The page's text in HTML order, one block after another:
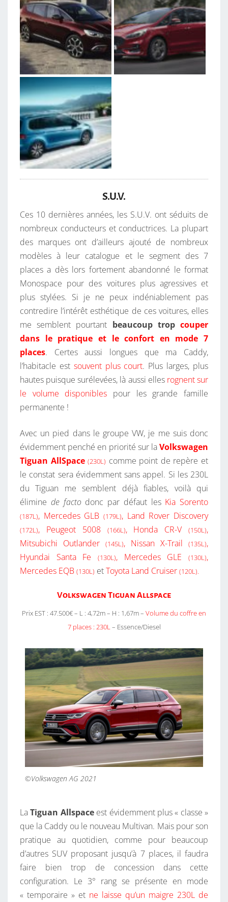
S.U.V.
Ces 10 dernières années, les S.U.V. ont séduits de
nombreux conducteurs et conductrices. La plupart
des marques ont d’ailleurs ajouté de nombreux
modèles à leur catalogue et le segment des 7
places a dès lors fortement abandonné le format
Monospace pour des voitures plus agressives et
plus stylées. Si je ne peux indéniablement pas
contredire l’intérêt esthétique de ces voitures, elles
me semblent pourtant beaucoup tropcouper
dans le pratique et le confort en mode 7
places. Certes aussi longues que ma Caddy,
l’habitacle est souvent plus court. Plus larges, plus
hautes puisque surélevées, là aussi elles rognent sur
le volume disponibles pour les grande famille
permanente !
Avec un pied dans le groupe VW, je me suis donc
évidemment penché en priorité sur laVolkswagen
Tiguan AllSpace (230L) comme point de repère et
le constat sera évidemment sans appel. Si les 230L
du Tiguan me semblent déjà fiables, voilà qui
élimine de factodonc par défaut les Kia Sorento
(187L), Mercedes GLB (179L), Land Rover Discovery
(172L), Peugeot 5008 (166L), Honda CR-V (150L),
Mitsubichi Outlander
(145L), Nissan X-Trail (135L),
Hyundai Santa Fe
(130L), Mercedes GLE (130L),
Mercedes EQB (130L) etToyota Land Cruiser (120L).
Volkswagen Tiguan Allspace
Prix EST : 47.500€ – L : 4,72m – H : 1,67m – Volume du coffre en
7 places : 230L– Essence/Diesel
©Volkswagen AG 2021
LaTiguan Allspaceest évidemment plus « classe »
que la Caddy ou le nouveau Multivan. Mais pour son
pratique au quotidien, comme pour beaucoup
d’autres SUV proposant jusqu’à 7 places, il faudra
faire bien trop de concession dans cette
configuration. Le 3° rang se présente en mode
« temporaire » et ne laisse qu’un maigre 230L de